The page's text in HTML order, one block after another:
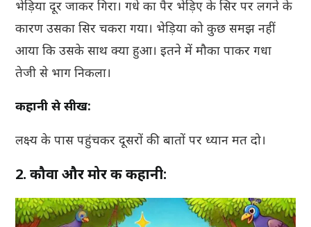
भेड़िया दूर जाकर गिरा। गधे का पैर भेड़िए के सिर पर लगने के
कारण उसका सिर चकरा गया। भेड़िया को कुछ समझ नहीं
आया कि उसके साथ क्या हुआ। इतने में मौका पाकर गधा
तेजी से भाग निकला।
कहानी से सीख:
लक्ष्य के पास पहुंचकर दूसरों की बातों पर ध्यान मत दो।
2. कौवा और मोर की कहानी: